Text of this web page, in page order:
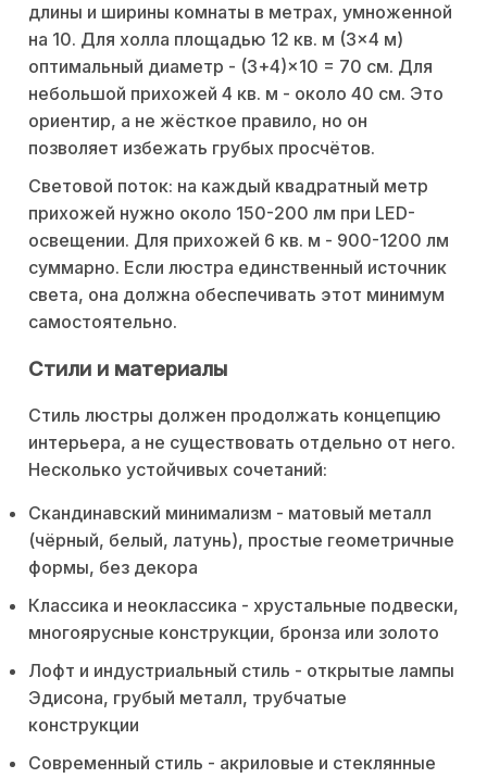
длины и ширины комнаты в метрах, умноженной
на 10. Для холла площадью 12 кв. м (3×4 м)
оптимальный диаметр - (3+4)×10 = 70 см. Для
небольшой прихожей 4 кв. м - около 40 см. Это
ориентир, а не жёсткое правило, но он
позволяет избежать грубых просчётов.
Световой поток: на каждый квадратный метр
прихожей нужно около 150-200 лм при LED-
освещении. Для прихожей 6 кв. м - 900-1200 лм
суммарно. Если люстра единственный источник
света, она должна обеспечивать этот минимум
самостоятельно.
Стили и материалы
Стиль люстры должен продолжать концепцию
интерьера, а не существовать отдельно от него.
Несколько устойчивых сочетаний:
Скандинавский минимализм - матовый металл
(чёрный, белый, латунь), простые геометричные
формы, без декора
Классика и неоклассика - хрустальные подвески,
многоярусные конструкции, бронза или золото
Лофт и индустриальный стиль - открытые лампы
Эдисона, грубый металл, трубчатые
конструкции
Современный стиль - акриловые и стеклянные